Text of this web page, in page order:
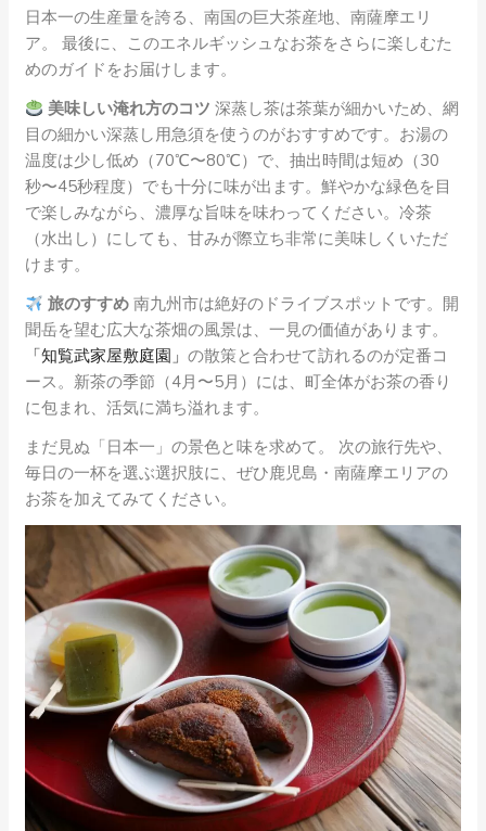
日本一の生産量を誇る、南国の巨大茶産地、南薩摩エリ
ア。 最後に、このエネルギッシュなお茶をさらに楽しむた
めのガイドをお届けします。
美味しい淹れ方のコツ 深蒸し茶は茶葉が細かいため、網
目の細かい深蒸し用急須を使うのがおすすめです。お湯の
温度は少し低め（70℃〜80℃）で、抽出時間は短め（30
秒〜45秒程度）でも十分に味が出ます。鮮やかな緑色を目
で楽しみながら、濃厚な旨味を味わってください。冷茶
（水出し）にしても、甘みが際立ち非常に美味しくいただ
けます。
旅のすすめ 南九州市は絶好のドライブスポットです。開
聞岳を望む広大な茶畑の風景は、一見の価値があります。
「知覧武家屋敷庭園」 の散策と合わせて訪れるのが定番コ
ース。新茶の季節（4月〜5月）には、町全体がお茶の香り
に包まれ、活気に満ち溢れます。
まだ見ぬ「日本一」の景色と味を求めて。 次の旅行先や、
毎日の一杯を選ぶ選択肢に、ぜひ鹿児島・南薩摩エリアの
お茶を加えてみてください。